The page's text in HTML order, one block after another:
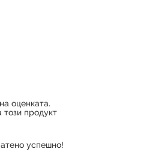
оценката.
продукт
успешно!